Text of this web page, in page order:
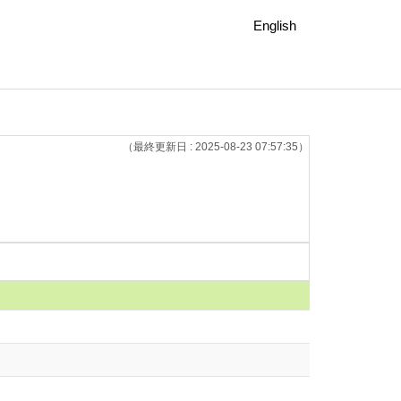
English
（最終更新日 : 2025-08-23 07:57:35）